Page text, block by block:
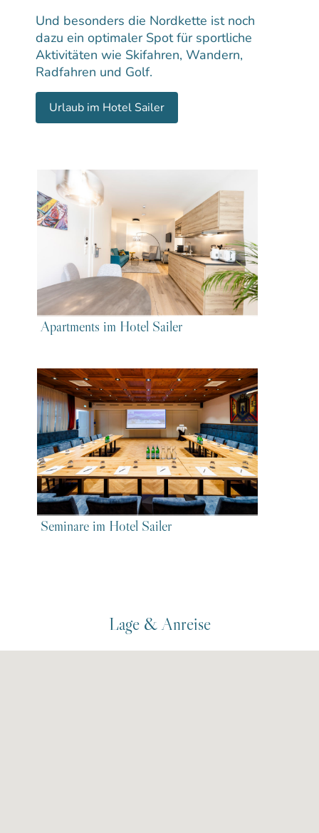
Und besonders die Nordkette ist noch
dazu ein optimaler Spot für sportliche
Aktivitäten wie Skifahren, Wandern,
Radfahren und Golf.
Urlaub im Hotel Sailer
Apartments im Hotel Sailer
Seminare im Hotel Sailer
Lage & Anreise